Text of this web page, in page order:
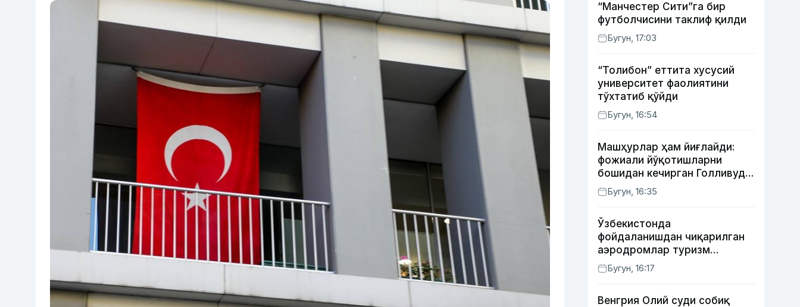
“Манчестер Сити”га бир
футболчисини таклиф қилди
Бугун, 17:03
“Толибон” еттита хусусий
университет фаолиятини
тўхтатиб қўйди
Бугун, 16:54
Машҳурлар ҳам йиғлайди:
фожиали йўқотишларни
бошидан кечирган Голливуд
юлдузлари
Бугун, 16:35
Ўзбекистонда
фойдаланишдан чиқарилган
аэродромлар туризм
мақсадида ижарага
берилиши мумкин
Бугун, 16:17
Венгрия Олий суди собиқ